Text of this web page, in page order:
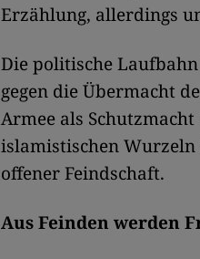
Erzählung, allerdings
Die politische
gegen die Übermacht
Armee als
islamistischen
offener Feindschaft.
Aus Feinden werden